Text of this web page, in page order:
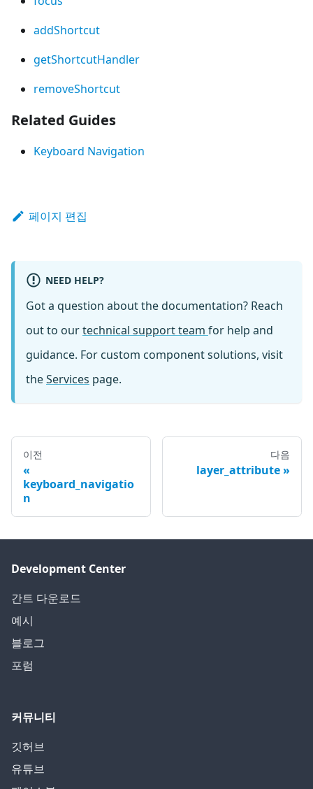
addShortcut
getShortcutHandler
removeShortcut
Related Guides
Keyboard Navigation
페이지 편집
NEED HELP?
Got a question about the documentation? Reach
out to ourtechnical support team for help and
guidance. For custom component solutions, visit
theServices page.
이전
keyboard_navigatio
n
다음
layer_attribute
Development Center
간트 다운로드
예시
블로그
포럼
커뮤니티
깃허브
유튜브